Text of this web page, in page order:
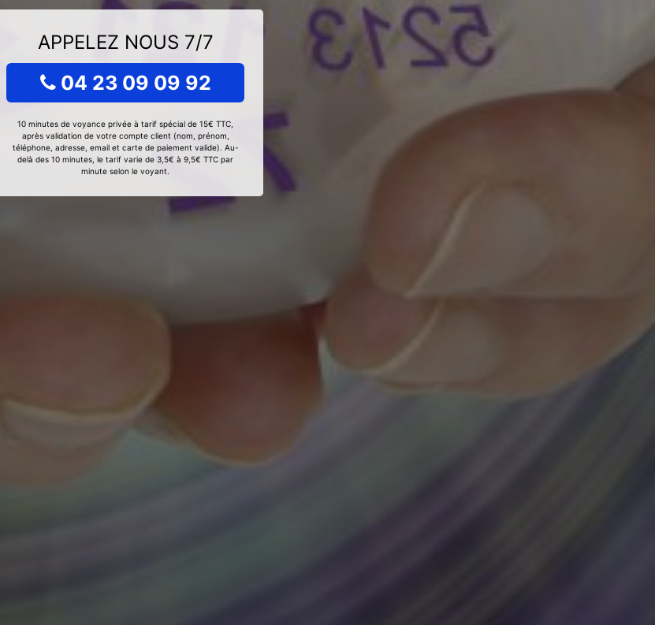
APPELEZ NOUS 7/7
04 23 09 09 92
10 minutes de voyance privée à tarif spécial de 15€ TTC,
après validation de votre compte client (nom, prénom,
téléphone, adresse, email et carte de paiement valide). Au-
delà des 10 minutes, le tarif varie de 3,5€ à 9,5€ TTC par
minute selon le voyant.